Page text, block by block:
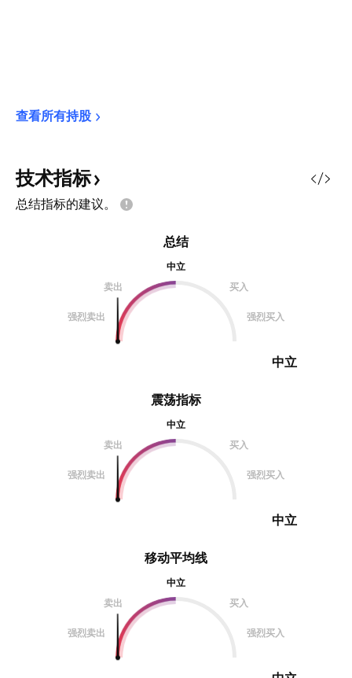
查看所有持股
技术指标
总结指标的建议。
震荡指标
中立
卖出
买入
强烈卖出 强烈买入
中立
总结
中立
卖出
买入
强烈卖出 强烈买入
中立
移动平均线
中立
卖出
买入
强烈卖出 强烈买入